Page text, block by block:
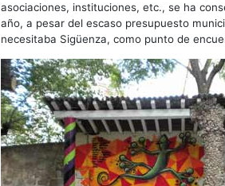
asociaciones, instituciones, etc., se ha
año, a pesar del escaso presupuesto
necesitaba Sigüenza, como punto de